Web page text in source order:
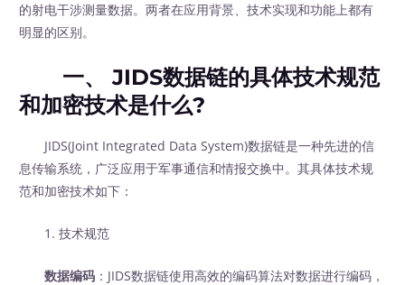
的射电干涉测量数据。两者在应用背景、技术实现和功能上都有
明显的区别。
一、 JIDS数据链的具体技术规范
和加密技术是什么?
JIDS(Joint Integrated Data System)数据链是一种先进的信
息传输系统，广泛应用于军事通信和情报交换中。其具体技术规
范和加密技术如下：
1. 技术规范
数据编码 ：JIDS数据链使用高效的编码算法对数据进行编码，